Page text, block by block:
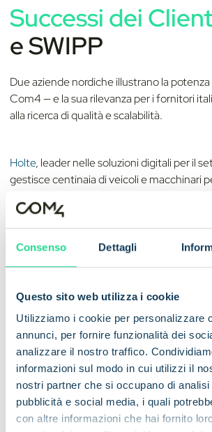
Consenso Dettagli
Questo sito web utilizza i cookie
Utilizziamo i cookie per personalizzare
annunci, per fornire funzionalità dei
analizzare il nostro traffico.
informazioni sul modo in cui utilizzi il
nostri partner che si occupano di analisi
pubblicità e social media, i quali
con altre informazioni che hai fornito
Successi dei
e SWIPP
Due aziende nordiche illustrano la potenza
Com4 — e la sua rilevanza per i fornitori
alla ricerca di qualità e scalabilità.
Holte, leader nelle soluzioni digitali per il
gestisce centinaia di veicoli e macchinari
grado di supportare monitoraggio in tempo
manutenzione predittiva e tracciamento
anche in aree rurali o montuose.
SIM ed eSIM di Com4, Holte gode ora di
di inattività.
, società scandinava di car sharing,
alimentare sistemi telematici e video
artificiale. Questo consente l’analisi in